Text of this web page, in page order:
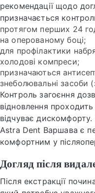
рекомендації щодо
призначається
протягом перших 24
на оперованому боці;
для профілактики
холодові компреси;
призначаються
знеболювальні засоби
Контроль загоєння
відновлення
відчуває
Astra Dent Варшава є
комфортним у
Догляд після
Після екстракції